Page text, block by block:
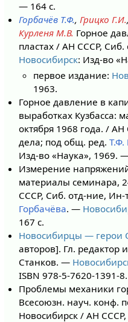
— 164 с.
Горбачёв Т.Ф., Грицко Г.И.
Курленя М.В. Горное
пластах / АН СССР,
Новосибирск: Изд-во
первое издание:
1963.
Горное давление в
выработках Кузбасса:
октября 1968 года. /
дела; под общ. ред.Т.Ф.
Изд-во «Наука», 1969.
Измерение
материалы семинара,
СССР, Сиб. отд-ние, Ин-
Горбачёва. —
167 с.
Новосибирцы — герои
авторов]. Гл.
Станков. —
ISBN 978-5-7620-1391-8.
Проблемы механики
Всесоюзн. науч. конф.
Новосибирск / АН